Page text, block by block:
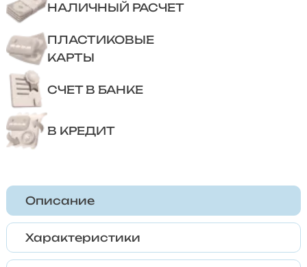
НАЛИЧНЫЙ РАСЧЕТ
ПЛАСТИКОВЫЕ
КАРТЫ
СЧЕТ В БАНКЕ
В КРЕДИТ
Описание
Характеристики